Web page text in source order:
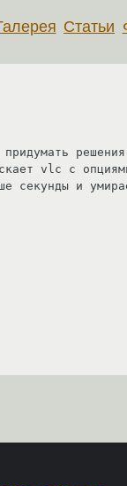
Статьи
vlc с
секунды и